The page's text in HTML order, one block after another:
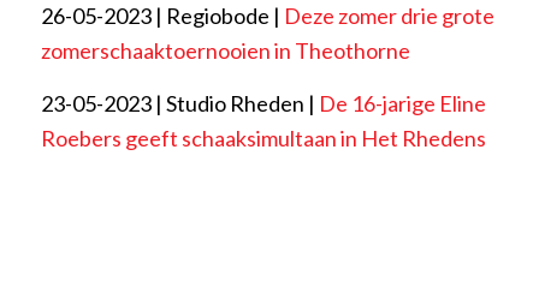
26-05-2023 | Regiobode | Deze zomer drie grote
zomerschaaktoernooien in Theothorne
23-05-2023 | Studio Rheden | De 16-jarige Eline
Roebers geeft schaaksimultaan in Het Rhedens